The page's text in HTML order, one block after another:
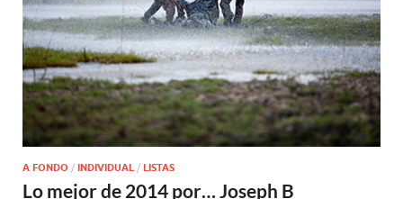
A FONDO / INDIVIDUAL / LISTAS
Lo mejor de 2014 por… Joseph B